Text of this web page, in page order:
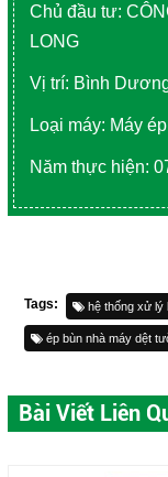
Chủ đầu tư:
LONG
Vị trí: Bình
Loại máy: Máy
Năm thực hiện:
Tags: hệ thống xử lý
ép bùn nhà máy dệt
Bài Viết Liên